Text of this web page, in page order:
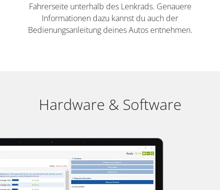
Fahrerseite unterhalb des Lenkrads. Genauere
Informationen dazu kannst du auch der
Bedienungsanleitung deines Autos entnehmen.
Hardware & Software